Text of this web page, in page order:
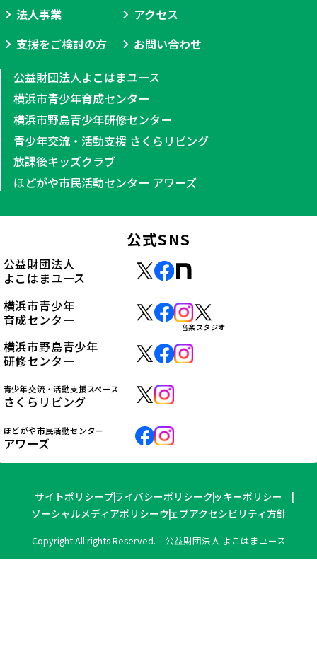
法人事業
支援をご検討の方
アクセス
お問い合わせ
公益財団法人よこはまユース
横浜市青少年育成センター
横浜市野島青少年研修センター
青少年交流・活動支援 さくらリビング
放課後キッズクラブ
ほどがや市民活動センター アワーズ
公式SNS
公益財団法人
よこはまユース
横浜市青少年
育成センター
音楽スタジオ
横浜市野島青少年
研修センター
青少年交流・活動支援スペース
さくらリビング
ほどがや市民活動センター
アワーズ
サイトポリシープライバシーポリシークッキーポリシー
ソーシャルメディアポリシーウェブアクセシビリティ方針
Copyright All rights Reserved. 公益財団法人 よこはまユース